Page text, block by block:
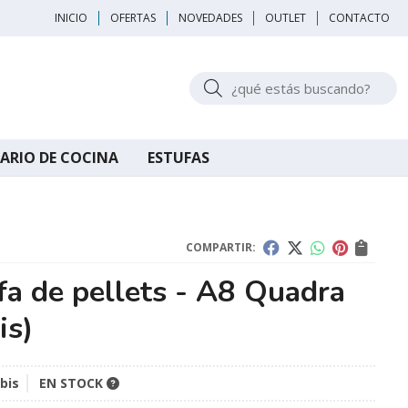
INICIO OFERTAS NOVEDADES OUTLET CONTACTO
Buscar
DE COCINA ESTUFAS
COMPARTIR:
de pellets - A8 Quadra
EN STOCK